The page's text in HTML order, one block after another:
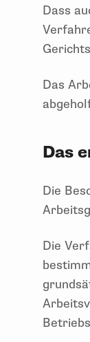
Dass
Das
Das
Die
Die